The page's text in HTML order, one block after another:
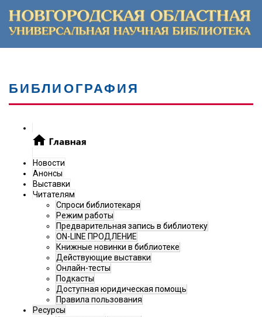
БИБЛИОГРАФИЯ
Новости
Анонсы
Выставки
Читателям
Спроси библиотекаря
Режим работы
Предварительная запись в библиотеку
ON-LINE ПРОДЛЕНИЕ
Книжные новинки в библиотеке
Действующие выставки
Онлайн-тесты
Подкасты
Доступная юридическая помощь
Правила пользования
Ресурсы